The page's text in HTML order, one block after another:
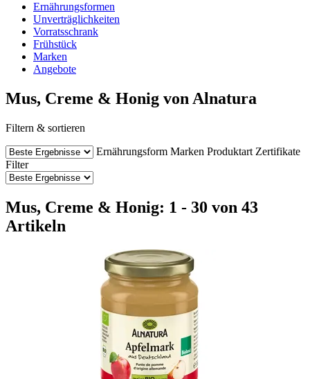
Ernährungsformen
Unverträglichkeiten
Vorratsschrank
Frühstück
Marken
Angebote
Mus, Creme & Honig von Alnatura
Filtern & sortieren
Ernährungsform Marken Produktart Zertifikate
Filter
Mus, Creme & Honig: 1 - 30 von 43
Artikeln